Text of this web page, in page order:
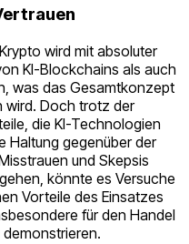
wird mit absoluter
KI-Blockchains als auch
was das Gesamtkonzept
wird. Doch trotz der
die KI-Technologien
Haltung gegenüber der
und Skepsis
könnte es Versuche
Vorteile des Einsatzes
für den Handel